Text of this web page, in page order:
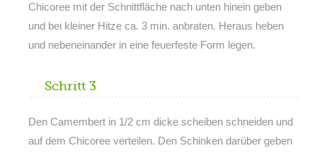
Chicoree mit der Schnittfläche nach unten hinein geben
und bei kleiner Hitze ca. 3 min. anbraten. Heraus heben
und nebeneinander in eine feuerfeste Form legen.
Schritt 3
Den Camembert in 1/2 cm dicke scheiben schneiden und
auf dem Chicoree verteilen. Den Schinken darüber geben